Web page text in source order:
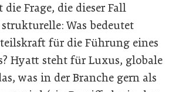
Frage, die dieser Fall
Was bedeutet
für die Führung eines
Hyatt steht für Luxus, globale
was in der Branche gern als